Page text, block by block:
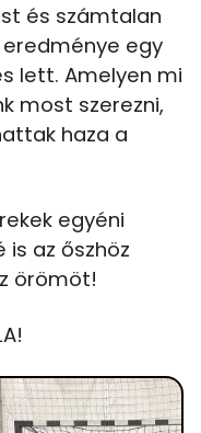
és számtalan
egy
lett. Amelyen mi
most szerezni,
haza a
egyéni
az őszhöz
örömöt!